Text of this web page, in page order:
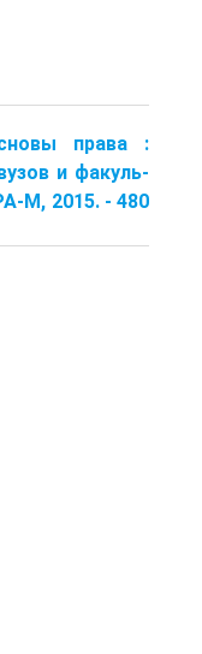
права :
и факуль-
М, 2015. - 480